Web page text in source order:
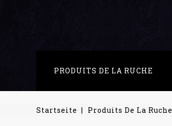
PRODUITS DE LA RUCHE
Startseite Produits De La Ruche